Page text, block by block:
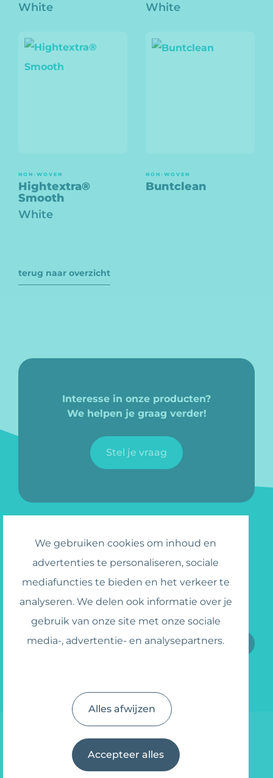
White
White
NON-WOVEN
Hightextra®
Smooth
White
NON-WOVEN
Buntclean
terug naar overzicht
Interesse in onze producten?
We helpen je graag verder!
Stel je vraag
Sectoren
Assortiment
Catalogus
Jobs
Schrijf je in voor de nieuwsbrief
© 2026 Wipe Away info@wipe-away.com
We gebruiken cookies om inhoud en
advertenties te personaliseren, sociale
mediafuncties te bieden en het verkeer te
analyseren. We delen ook informatie over je
gebruik van onze site met onze sociale
media-, advertentie- en analysepartners.
Alles afwijzen
Accepteer alles